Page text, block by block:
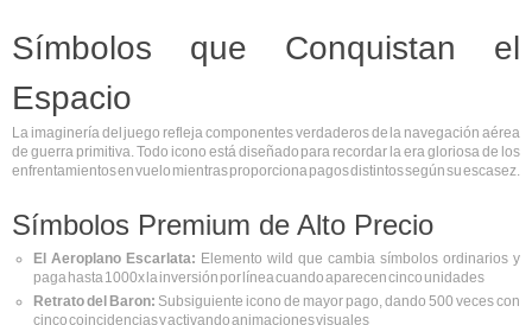
Símbolos que Conquistan el
Espacio
La imaginería del juego refleja componentes verdaderos de la navegación aérea
de guerra primitiva. Todo icono está diseñado para recordar la era gloriosa de los
enfrentamientos en vuelo mientras proporciona pagos distintos según su escasez.
Símbolos Premium de Alto Precio
El Aeroplano Escarlata: Elemento wild que cambia símbolos ordinarios y
paga hasta 1000x la inversión por línea cuando aparecen cinco unidades
Retrato del Baron: Subsiguiente icono de mayor pago, dando 500 veces con
cinco coincidencias y activando animaciones visuales